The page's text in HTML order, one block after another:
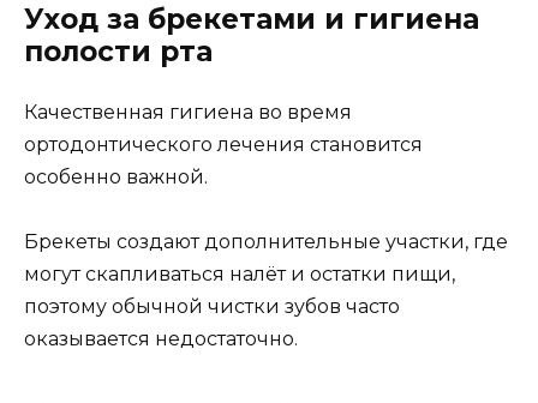
Уход за брекетами и гигиена
полости рта
Качественная гигиена во время
ортодонтического лечения становится
особенно важной.
Брекеты создают дополнительные участки, где
могут скапливаться налёт и остатки пищи,
поэтому обычной чистки зубов часто
оказывается недостаточно.